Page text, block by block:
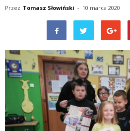
Przez Tomasz Słowiński - 10 marca 2020